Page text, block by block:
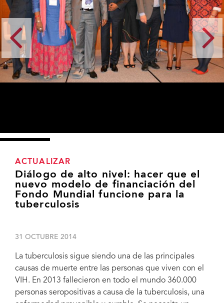
ACTUALIZAR
Diálogo de alto nivel: hacer que el
nuevo modelo de financiación del
Fondo Mundial funcione para la
tuberculosis
31 OCTUBRE 2014
La tuberculosis sigue siendo una de las principales
causas de muerte entre las personas que viven con el
VIH. En 2013 fallecieron en todo el mundo 360.000
personas seropositivas a causa de la tuberculosis, una